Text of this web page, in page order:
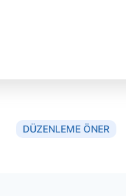
DÜZENLEME ÖNER